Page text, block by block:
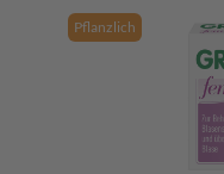
Pflanzlich